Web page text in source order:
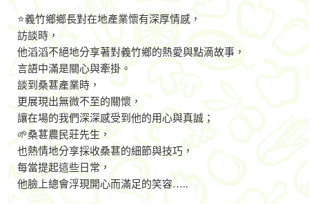
⭐義竹鄉鄉長對在地產業懷有深厚情感，
訪談時，
他滔滔不絕地分享著對義竹鄉的熱愛與點滴故事，
言語中滿是關心與牽掛。
談到桑葚產業時，
更展現出無微不至的關懷，
讓在場的我們深深感受到他的用心與真誠；
🌱桑葚農民莊先生，
也熱情地分享採收桑葚的細節與技巧，
每當提起這些日常，
他臉上總會浮現開心而滿足的笑容…..